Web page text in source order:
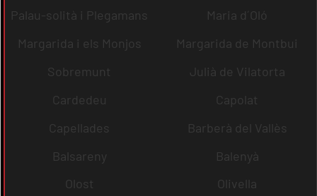
Palau-solità i Plegamans
Maria d´Oló
Margarida i els Monjos
Margarida de Montbui
Sobremunt
Julià de Vilatorta
Cardedeu
Capolat
Capellades
Barberà del Vallès
Balsareny
Balenyà
Olost
Olivella